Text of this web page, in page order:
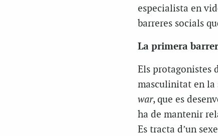
especialista en
barreres socials
La primera
Els protagonistes
masculinitat en la
war, que es
ha de mantenir
Es tracta d’un